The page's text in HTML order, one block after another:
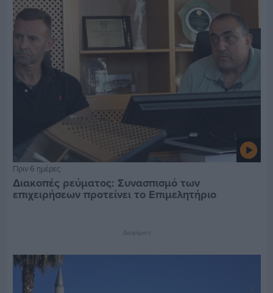
Πριν 6 ημέρες
Διακοπές ρεύματος: Συνασπισμό των
επιχειρήσεων προτείνει το Επιμελητήριο
Διαφήμιση